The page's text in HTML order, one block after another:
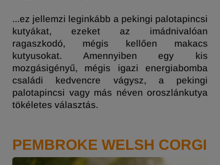
...ez jellemzi leginkább a pekingi palotapincsi
kutyákat, ezeket az imádnivalóan
ragaszkodó, mégis kellően makacs
kutyusokat. Amennyiben egy kis
mozgásigényű, mégis igazi energiabomba
családi kedvencre vágysz, a pekingi
palotapincsi vagy más néven oroszlánkutya
tökéletes választás.
PEMBROKE WELSH CORGI